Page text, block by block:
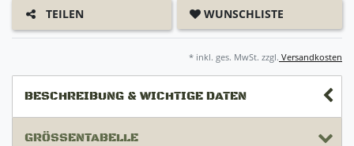
TEILEN WUNSCHLISTE
* inkl. ges. MwSt. zzgl. Versandkosten
BESCHREIBUNG & WICHTIGE DATEN
GRÖSSENTABELLE